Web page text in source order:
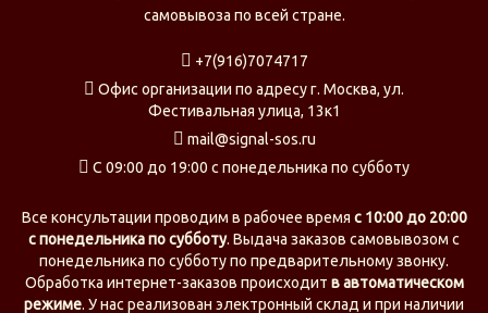
самовывоза по всей стране.
+7(916)7074717
Офис организации по адресу г. Москва, ул.
Фестивальная улица, 13к1
mail@signal-sos.ru
С 09:00 до 19:00 с понедельника по субботу
Все консультации проводим в рабочее время c 10:00 до 20:00
с понедельника по субботу. Выдача заказов самовывозом с
понедельника по субботу по предварительному звонку.
Обработка интернет-заказов происходит в автоматическом
режиме. У нас реализован электронный склад и при наличии